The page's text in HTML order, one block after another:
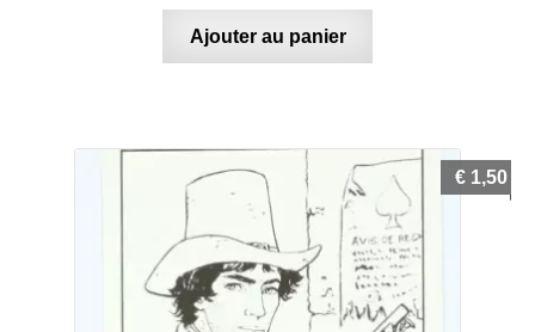
Ajouter au panier
€ 1,50